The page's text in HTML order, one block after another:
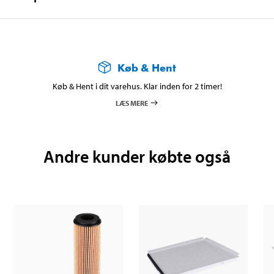
Køb & Hent
Køb & Hent i dit varehus. Klar inden for 2 timer!
LÆS MERE
Andre kunder købte også